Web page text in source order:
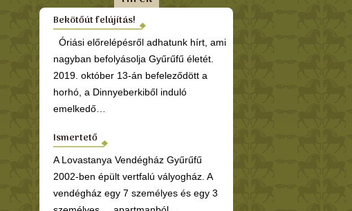
Bekötőút felújítás!
Óriási előrelépésről adhatunk hírt, ami
nagyban befolyásolja Gyűrűfű életét.
2019. október 13-án befeleződött a
horhó, a Dinnyeberkiből induló
emelkedő…
Ismertető
A Lovastanya Vendégház Gyűrűfű
2002-ben épült vertfalú vályogház. A
vendégház egy 7 személyes és egy 3